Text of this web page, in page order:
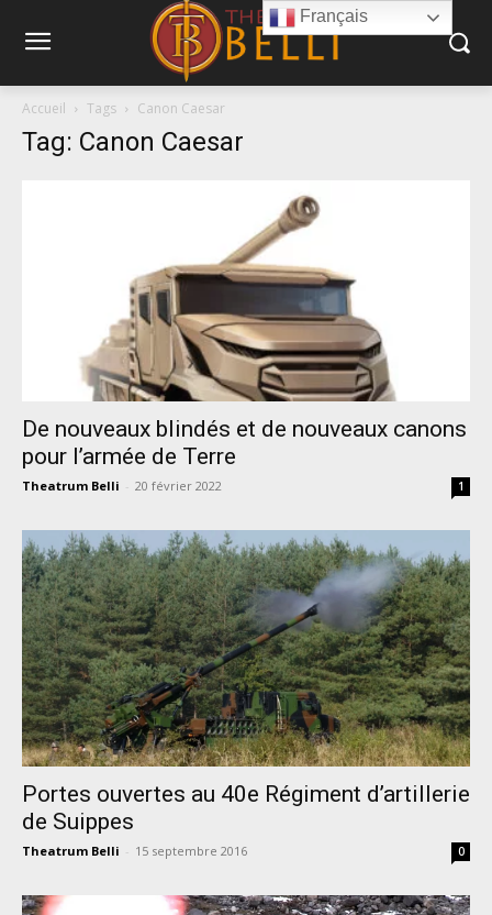
Accueil Tags Canon Caesar
Tag: Canon Caesar
De nouveaux blindés et de nouveaux canons
pour l’armée de Terre
Theatrum Belli - 20 février 2022 1
Portes ouvertes au 40e Régiment d’artillerie
de Suippes
Theatrum Belli - 15 septembre 2016 0
Français